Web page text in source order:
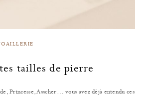
tailles de pierre
Princesse, Asscher… vous avez déjà entendu ces